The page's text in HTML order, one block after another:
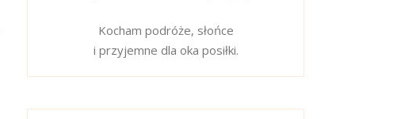
Kocham podróże, słońce
i przyjemne dla oka posiłki.